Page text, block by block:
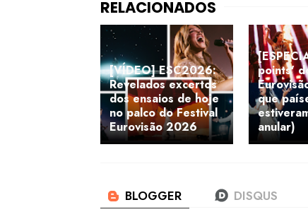
[VÍDEO] ESC2026:
Revelados excertos
dos ensaios de hoje
no palco do Festival
Eurovisão 2026
points'
que
anular)